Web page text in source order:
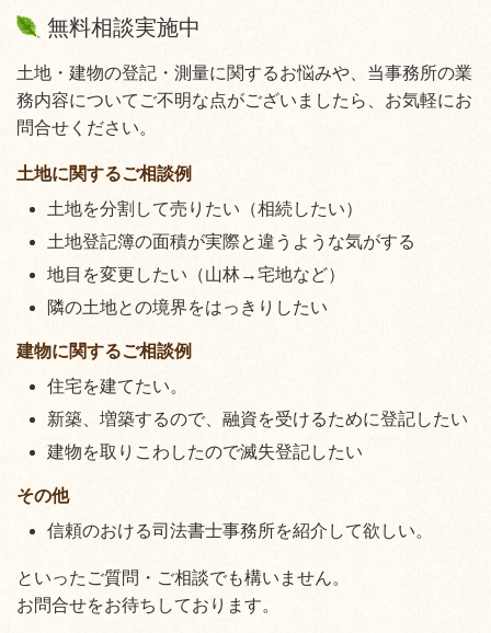
無料相談実施中
土地・建物の登記・測量に関するお悩みや、当事務所の業
務内容についてご不明な点がございましたら、お気軽にお
問合せください。
土地に関するご相談例
土地を分割して売りたい（相続したい）
土地登記簿の面積が実際と違うような気がする
地目を変更したい（山林→宅地など）
隣の土地との境界をはっきりしたい
建物に関するご相談例
住宅を建てたい。
新築、増築するので、融資を受けるために登記したい
建物を取りこわしたので滅失登記したい
その他
信頼のおける司法書士事務所を紹介して欲しい。
といったご質問・ご相談でも構いません。
お問合せをお待ちしております。